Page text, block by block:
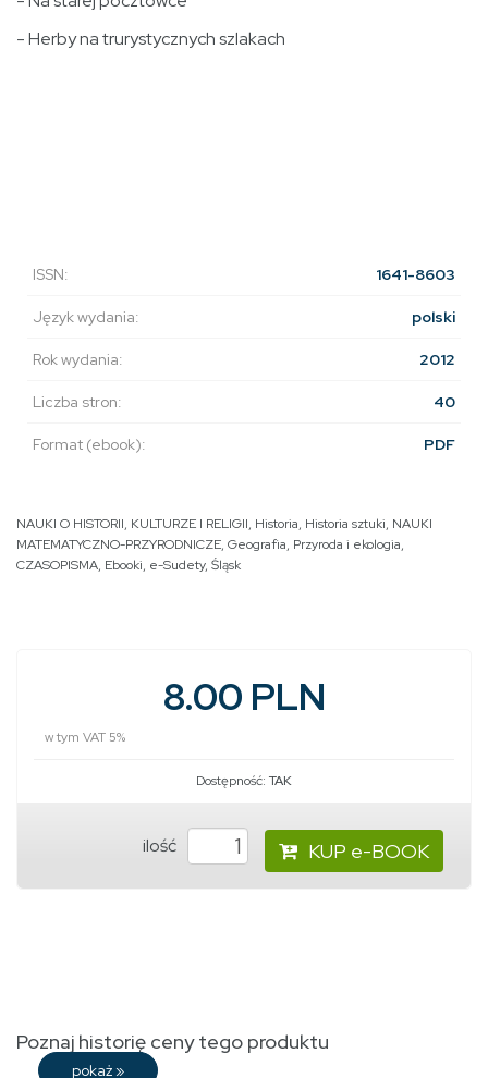
- Herby na trurystycznych szlakach
ISSN: 1641-8603
Język wydania: polski
Rok wydania: 2012
Liczba stron: 40
Format (ebook): PDF
NAUKI O HISTORII, KULTURZE I RELIGII, Historia, Historia sztuki, NAUKI
MATEMATYCZNO-PRZYRODNICZE, Geografia, Przyroda i ekologia,
CZASOPISMA, Ebooki, e-Sudety, Śląsk
8.00 PLN
w tym VAT 5%
Dostępność: TAK
ilość KUP e-BOOK
Poznaj historię ceny tego produktu
pokaż »